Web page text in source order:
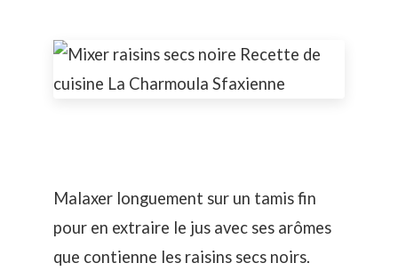
Malaxer longuement sur un tamis fin
pour en extraire le jus avec ses arômes
que contienne les raisins secs noirs.